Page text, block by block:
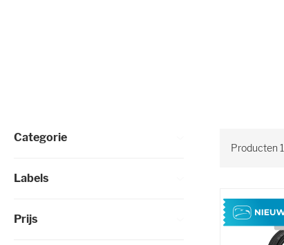
Producten 1
Selectie verfijnen
Categorie
Labels
Prijs